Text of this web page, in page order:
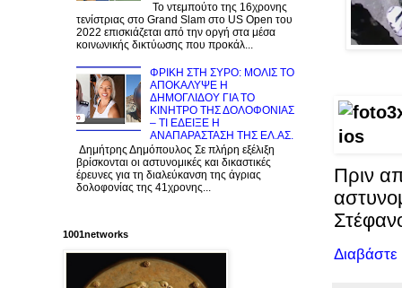
Πριν
Το ντεμπούτο της 16χρονης
τενίστριας στο Grand Slam στο US Open του
2022 επισκιάζεται από την οργή στα μέσα
κοινωνικής δικτύωσης που προκάλ...
ΦΡΙΚΗ ΣΤΗ ΣΥΡΟ: ΜΟΛΙΣ TO
ΑΠΟΚΑΛΥΨΕ Η
ΔΗΜΟΓΛΙΔΟΥ ΓΙΑ ΤΟ
KINΗΤΡΟ ΤΗΣ ΔΟΛΟΦΟΝΙΑΣ
– ΤΙ ΕΔΕΙΞΕ Η
ΑΝΑΠΑΡΑΣΤΑΣΗ ΤΗΣ ΕΛ.ΑΣ.
Δημήτρης Δημόπουλος Σε πλήρη εξέλιξη
βρίσκονται οι αστυνομικές και δικαστικές
έρευνες για τη διαλεύκανση της άγριας
δολοφονίας της 41χρονης...
1001networks